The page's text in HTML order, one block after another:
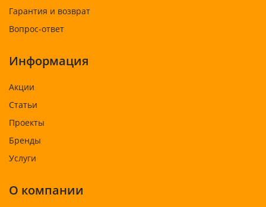
Гарантия и возврат
Вопрос-ответ
Информация
Акции
Статьи
Проекты
Бренды
Услуги
О компании